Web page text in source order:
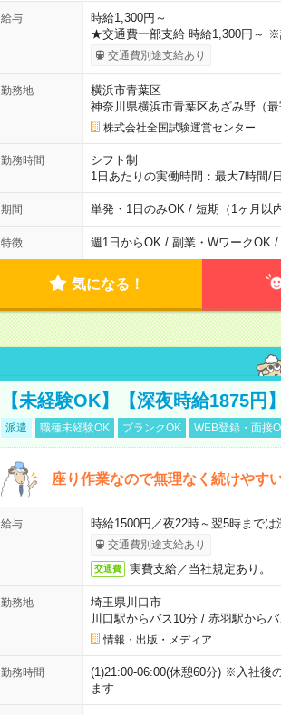
給与
時給1,300円～
★交通費一部支給 時給1,300円～
交通費別途支給あり
勤務地
横浜市青葉区
神奈川県横浜市青葉区あざみ野（最
株式会社全国試験運営センター
勤務時間
シフト制
1日あたりの実働時間：最大7時間
期間 単発・1日のみOK / 短期（1ヶ月以内
特徴 週1日からOK / 副業・WワークOK
気になる！
【未経験OK】【深夜時給1875
派遣 職種未経験OK ブランクOK WEB登録・面接
座り作業なので無理なく続けやす
給与 時給1500円／夜22時～翌5時までは
交通費別途支給あり
交通費 実費支給／当社規定あり。
勤務地
埼玉県川口市
川口駅からバス10分/ 赤羽駅から
情報・出版・メディア
勤務時間
(1)21:00-06:00(休憩60分) ※入社後
ます